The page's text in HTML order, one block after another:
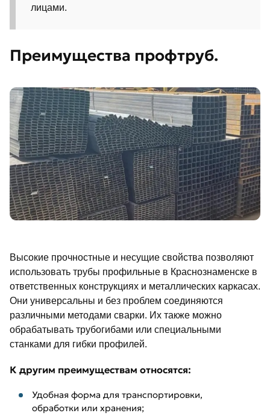
лицами.
Преимущества профтруб.
Высокие прочностные и несущие свойства позволяют
использовать трубы профильные в Краснознаменске в
ответственных конструкциях и металлических каркасах.
Они универсальны и без проблем соединяются
различными методами сварки. Их также можно
обрабатывать трубогибами или специальными
станками для гибки профилей.
К другим преимуществам относятся:
Удобная форма для транспортировки,
обработки или хранения;